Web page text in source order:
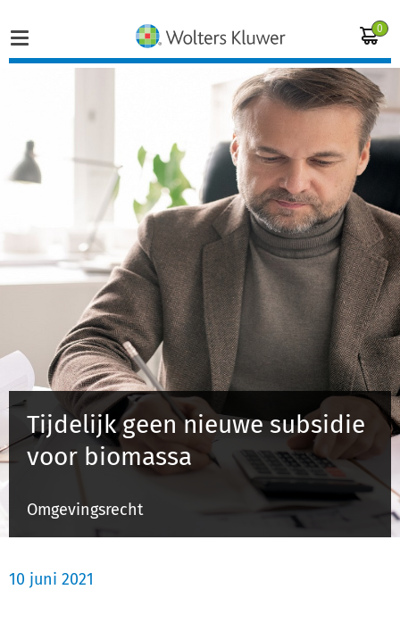
0
Home
Vakgebieden
Producten
Opleidingen
Juridisch advies
Inloggen op de kennisbank
Inloggen
Tijdelijk geen nieuwe subsidie
voor biomassa
Omgevingsrecht
10 juni 2021